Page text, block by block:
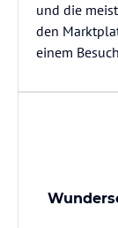
und die
den
einem